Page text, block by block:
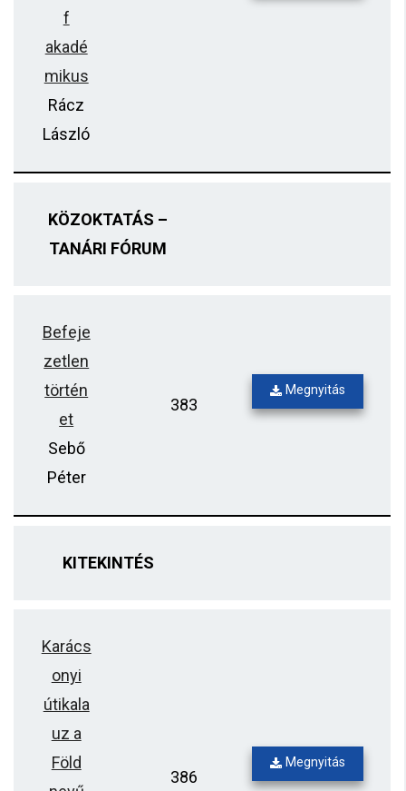
f
akadé
mikus
Rácz
László
KÖZOKTATÁS –
TANÁRI FÓRUM
Befeje
zetlen
történ
et
Sebő
Péter
383
Megnyitás
KITEKINTÉS
Karács
onyi
útikala
uz a
Föld
386
Megnyitás